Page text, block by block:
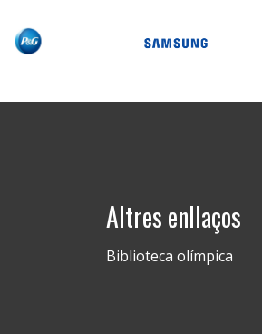
Altres enllaços
Biblioteca olímpica